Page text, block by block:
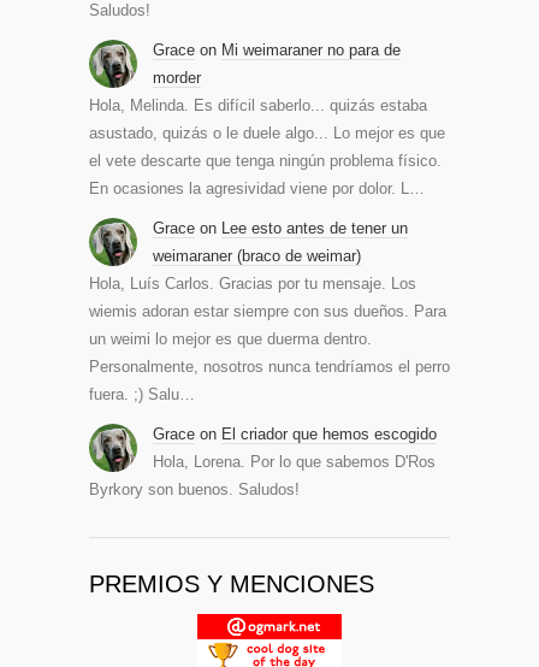
Saludos!
Grace on Mi weimaraner no para de
morder
Hola, Melinda. Es difícil saberlo... quizás estaba
asustado, quizás o le duele algo... Lo mejor es que
el vete descarte que tenga ningún problema físico.
En ocasiones la agresividad viene por dolor. L…
Grace on Lee esto antes de tener un
weimaraner (braco de weimar)
Hola, Luís Carlos. Gracias por tu mensaje. Los
wiemis adoran estar siempre con sus dueños. Para
un weimi lo mejor es que duerma dentro.
Personalmente, nosotros nunca tendríamos el perro
fuera. ;) Salu…
Grace on El criador que hemos escogido
Hola, Lorena. Por lo que sabemos D'Ros
Byrkory son buenos. Saludos!
PREMIOS Y MENCIONES